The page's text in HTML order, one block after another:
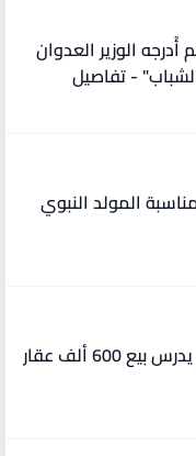
قضائيًا بإلغاء قرار نقله .. ثم أُدرجه الوزير العدوان
- تفاصيل
المولد النبوي
قيمتها 150 مليار دولار .. العراق يدرس بيع 600 ألف عقار